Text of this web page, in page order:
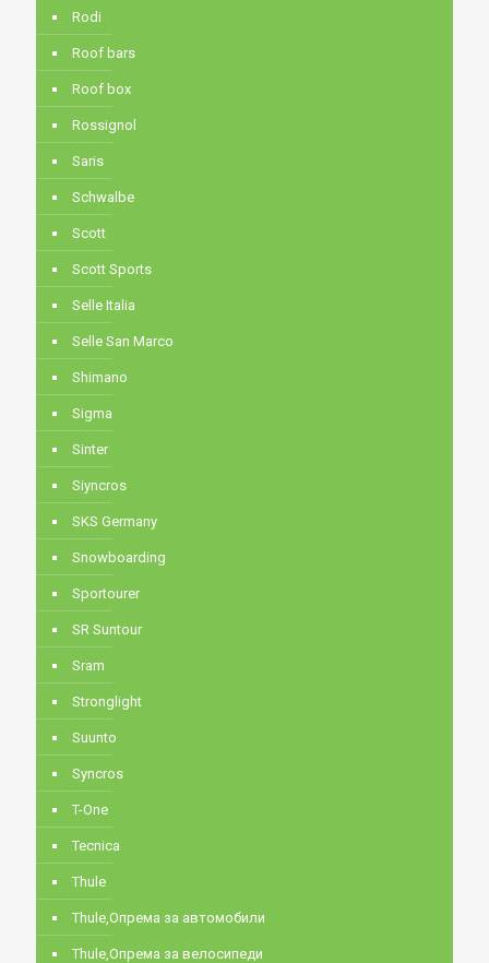
Rodi
Roof bars
Roof box
Rossignol
Saris
Schwalbe
Scott
Scott Sports
Selle Italia
Selle San Marco
Shimano
Sigma
Sinter
Siyncros
SKS Germany
Snowboarding
Sportourer
SR Suntour
Sram
Stronglight
Suunto
Syncros
T-One
Tecnica
Thule
Thule,Опрема за автомобили
Thule,Опрема за велосипеди